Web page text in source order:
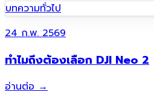
บทความทั่วไป
24 ก.พ. 2569
ทำไมถึงต้องเลือก DJI Neo 2
อ่านต่อ→